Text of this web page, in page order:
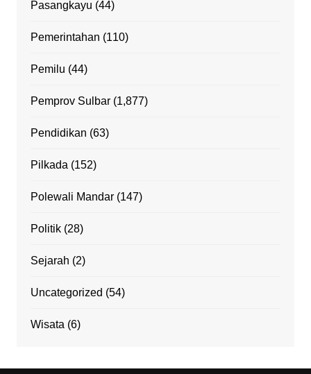
Pasangkayu (44)
Pemerintahan (110)
Pemilu (44)
Pemprov Sulbar(1,877)
Pendidikan (63)
Pilkada (152)
Polewali Mandar(147)
Politik(28)
Sejarah (2)
Uncategorized (54)
Wisata (6)